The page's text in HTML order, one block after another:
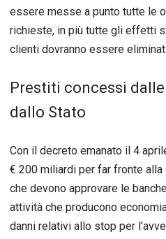
essere messe a punto tutte le
richieste, in più tutte gli effetti
clienti dovranno essere
Prestiti concessi
dallo Stato
Con il decreto emanato il 4
€ 200 miliardi per far fronte
che devono approvare le
attività che producono
danni relativi allo stop per